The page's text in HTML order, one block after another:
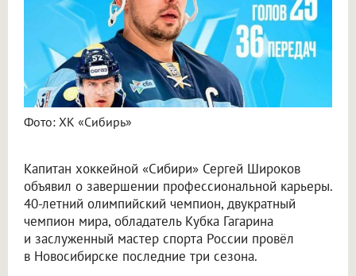
Фото: ХК «Сибирь»
Капитан хоккейной «Сибири» Сергей Широков
объявил о завершении профессиональной карьеры.
40-летний олимпийский чемпион, двукратный
чемпион мира, обладатель Кубка Гагарина
и заслуженный мастер спорта России провёл
в Новосибирске последние три сезона.